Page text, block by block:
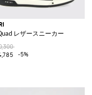
デニムジーンズ
レザースニーカー
-5%